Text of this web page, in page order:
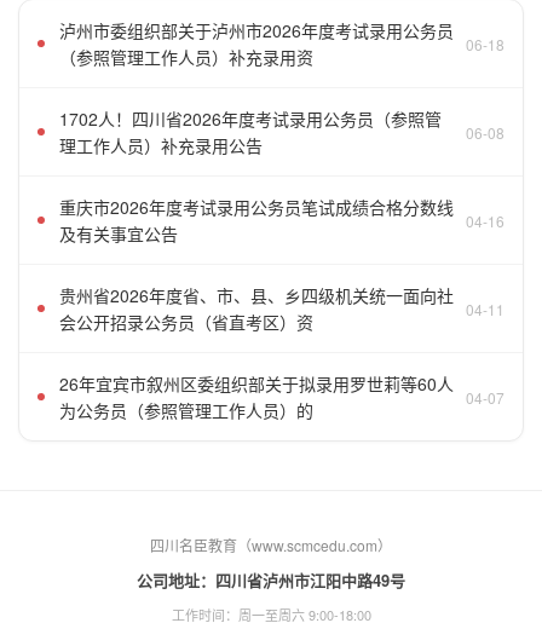
泸州市委组织部关于泸州市2026年度考试录用公务员
（参照管理工作人员）补充录用资
06-18
1702人！四川省2026年度考试录用公务员（参照管
理工作人员）补充录用公告
06-08
重庆市2026年度考试录用公务员笔试成绩合格分数线
及有关事宜公告
04-16
贵州省2026年度省、市、县、乡四级机关统一面向社
会公开招录公务员（省直考区）资
04-11
26年宜宾市叙州区委组织部关于拟录用罗世莉等60人
为公务员（参照管理工作人员）的
04-07
四川名臣教育（www.scmcedu.com）
公司地址：四川省泸州市江阳中路49号
工作时间：周一至周六 9:00-18:00